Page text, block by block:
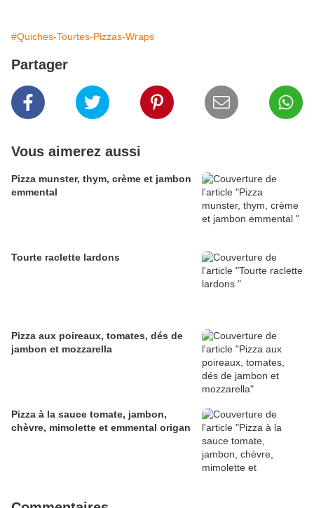
#Quiches-Tourtes-Pizzas-Wraps
Partager
Vous aimerez aussi
Pizza munster, thym, crème et jambon
emmental
Tourte raclette lardons
Pizza aux poireaux, tomates, dés de
jambon et mozzarella
Pizza à la sauce tomate, jambon,
chèvre, mimolette et emmental origan